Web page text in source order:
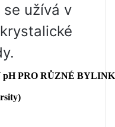
se užívá v
PRO RŮZNÉ